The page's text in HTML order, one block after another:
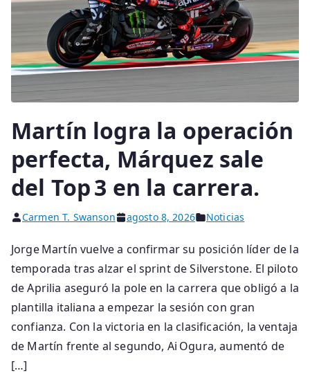
Martín logra la operación
perfecta, Márquez sale
del Top 3 en la carrera.
Carmen T. Swanson agosto 8, 2026 Noticias
Jorge Martín vuelve a confirmar su posición líder de la
temporada tras alzar el sprint de Silverstone. El piloto
de Aprilia aseguró la pole en la carrera que obligó a la
plantilla italiana a empezar la sesión con gran
confianza. Con la victoria en la clasificación, la ventaja
de Martín frente al segundo, Ai Ogura, aumentó de
[…]